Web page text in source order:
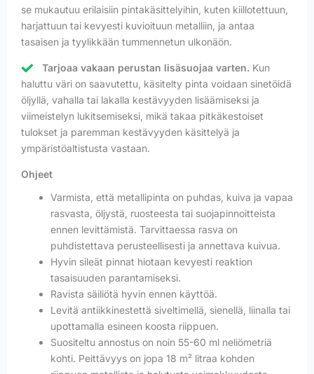
se mukautuu erilaisiin pintakäsittelyihin, kuten kiillotettuun,
harjattuun tai kevyesti kuvioituun metalliin, ja antaa
tasaisen ja tyylikkään tummennetun ulkonäön.
Tarjoaa vakaan perustan lisäsuojaa varten. Kun
haluttu väri on saavutettu, käsitelty pinta voidaan sinetöidä
öljyllä, vahalla tai lakalla kestävyyden lisäämiseksi ja
viimeistelyn lukitsemiseksi, mikä takaa pitkäkestoiset
tulokset ja paremman kestävyyden käsittelyä ja
ympäristöaltistusta vastaan.
Ohjeet
Varmista, että metallipinta on puhdas, kuiva ja vapaa
rasvasta, öljystä, ruosteesta tai suojapinnoitteista
ennen levittämistä. Tarvittaessa rasva on
puhdistettava perusteellisesti ja annettava kuivua.
Hyvin sileät pinnat hiotaan kevyesti reaktion
tasaisuuden parantamiseksi.
Ravista säiliötä hyvin ennen käyttöä.
Levitä antiikkinestettä siveltimellä, sienellä, liinalla tai
upottamalla esineen koosta riippuen.
Suositeltu annostus on noin 55-60 ml neliömetriä
kohti. Peittävyys on jopa 18 m² litraa kohden